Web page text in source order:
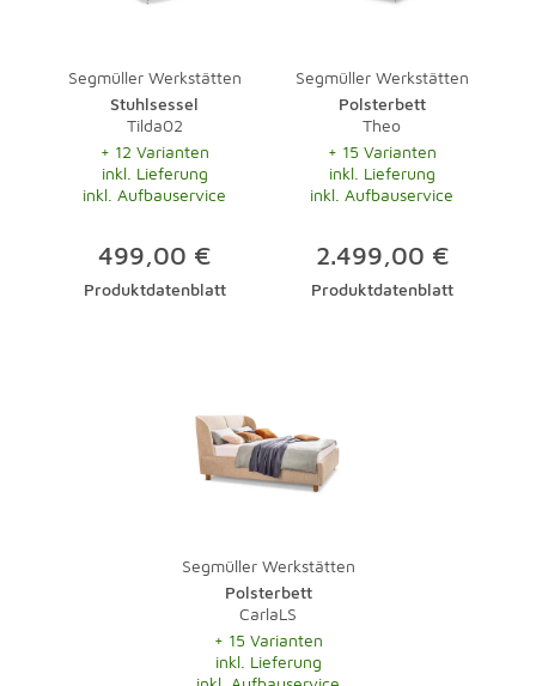
Segmüller Werkstätten
Stuhlsessel
Tilda02
+ 12 Varianten
inkl. Lieferung
inkl. Aufbauservice
499,00 €
Produktdatenblatt
Segmüller Werkstätten
Polsterbett
Theo
+ 15 Varianten
inkl. Lieferung
inkl. Aufbauservice
2.499,00 €
Produktdatenblatt
Segmüller Werkstätten
Polsterbett
CarlaLS
+ 15 Varianten
inkl. Lieferung